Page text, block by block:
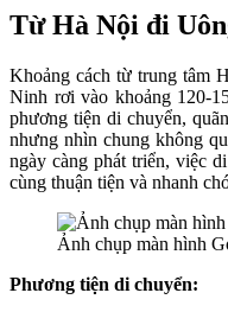
Từ Hà Nội đi
Khoảng cách từ trung tâm
Ninh rơi vào khoảng 120-
phương tiện di chuyển,
nhưng nhìn chung không
ngày càng phát triển, việc
cùng thuận tiện và nhanh
Ảnh chụp màn hình
Phương tiện di chuyển: